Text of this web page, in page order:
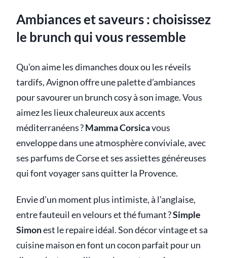
Ambiances et saveurs : choisissez
le brunch qui vous ressemble
Qu’on aime les dimanches doux ou les réveils
tardifs, Avignon offre une palette d’ambiances
pour savourer un brunch cosy à son image. Vous
aimez les lieux chaleureux aux accents
méditerranéens ?Mamma Corsicavous
enveloppe dans une atmosphère conviviale, avec
ses parfums de Corse et ses assiettes généreuses
qui font voyager sans quitter la Provence.
Envie d’un moment plus intimiste, à l’anglaise,
entre fauteuil en velours et thé fumant ?Simple
Simonest le repaire idéal. Son décor vintage et sa
cuisine maison en font un cocon parfait pour un